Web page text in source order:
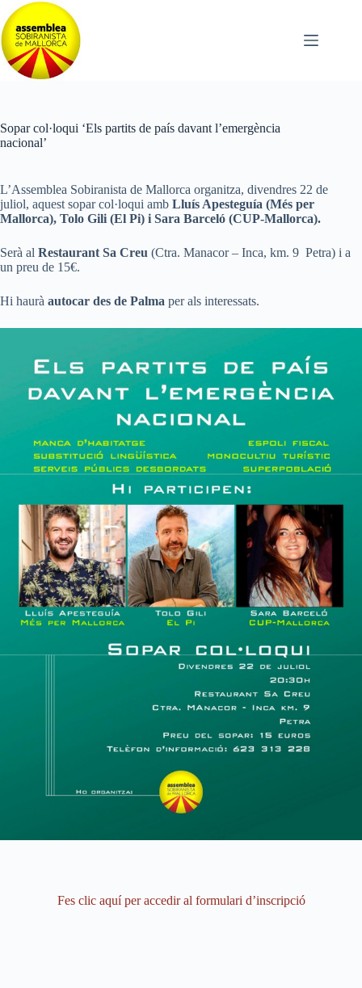
Omet
al
contingut
Sopar col·loqui ‘Els partits de país davant l’emergència
nacional’
L’Assemblea Sobiranista de Mallorca organitza, divendres 22 de
juliol, aquest sopar col·loqui amb Lluís Apesteguía (Més per
Mallorca), Tolo Gili (El Pi) i Sara Barceló (CUP-Mallorca).
Serà al Restaurant Sa Creu (Ctra. Manacor – Inca, km. 9 Petra) i a
un preu de 15€.
Hi haurà autocar des de Palma per als interessats.
Fes clic aquí per accedir al formulari d’inscripció